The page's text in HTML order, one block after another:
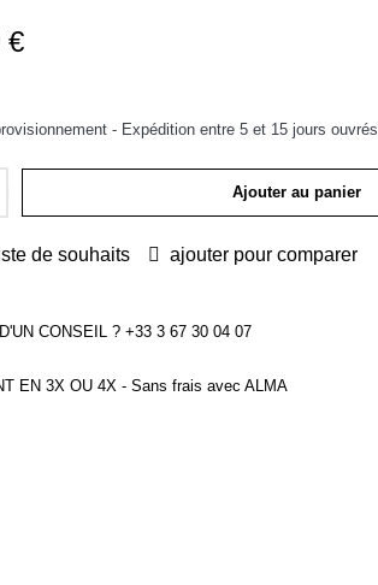
€
- Expédition entre 5 et 15 jours ouvrés
Ajouter au panier
de souhaits ajouter pour comparer
CONSEIL ? +33 3 67 30 04 07
EN 3X OU 4X - Sans frais avec ALMA